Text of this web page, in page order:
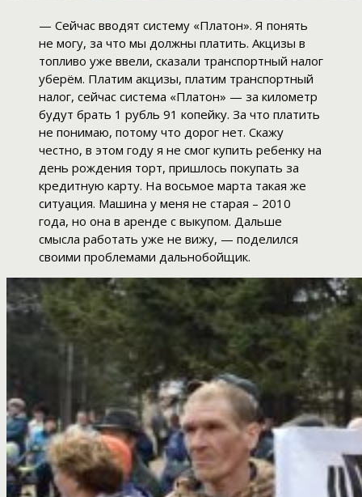
— Сейчас вводят систему «Платон». Я понять
не могу, за что мы должны платить. Акцизы в
топливо уже ввели, сказали транспортный налог
уберём. Платим акцизы, платим транспортный
налог, сейчас система «Платон» — за километр
будут брать 1 рубль 91 копейку. За что платить
не понимаю, потому что дорог нет. Скажу
честно, в этом году я не смог купить ребенку на
день рождения торт, пришлось покупать за
кредитную карту. На восьмое марта такая же
ситуация. Машина у меня не старая – 2010
года, но она в аренде с выкупом. Дальше
смысла работать уже не вижу, — поделился
своими проблемами дальнобойщик.